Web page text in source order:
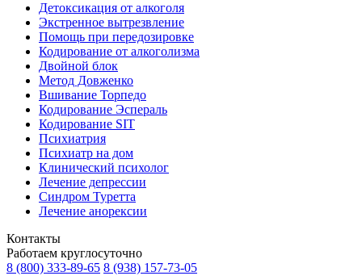
Детоксикация от алкоголя
Экстренное вытрезвление
Помощь при передозировке
Кодирование от алкоголизма
Двойной блок
Метод Довженко
Вшивание Торпедо
Кодирование Эспераль
Кодирование SIT
Психиатрия
Психиатр на дом
Клинический психолог
Лечение депрессии
Синдром Туретта
Лечение анорексии
Контакты
Работаем круглосуточно
8 (800) 333-89-65 8 (938) 157-73-05